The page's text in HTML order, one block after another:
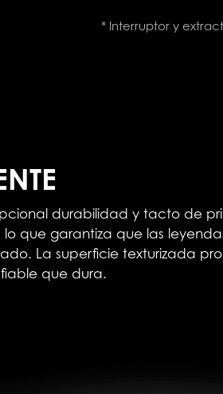
* Interruptor y
durabilidad y tacto de
que garantiza que las
La superficie texturizada
que dura.